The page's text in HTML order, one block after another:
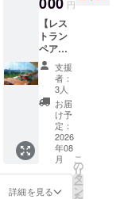
豊田ス
タジア
ム ゴー
ルポス
トカ
バー
TOYOT
A
STADIU
一、天
災など
のやむ
を得な
い理由
譲渡す
るもの
ではあ
りませ
ん。 ※
万が
一、天
災など
のやむ
を得な
い理由
で掲出
場所、
掲出物
等が使
芳名い
たしま
す。 ⑤
サンク
スレ
ター ☆
支援
時、必
ず備考
欄に希
望され
るベン
チ記銘
の内容
と、御
じ内容
にて芳
名いた
しま
す。 ④
サンク
スレ
ター ☆
支援
時、必
ず備考
欄に希
望され
るベン
チ記銘
ター ・
個人プ
ラン 】
10,000
円のリ
ターン
と同じ
内容に
なりま
す。
くださ
い。
掲載希
望がな
い場合
は、
「掲載
不要」
とご記
入くだ
さい。
このリ
ターン
パーク
を掲出
いたし
ます。
③サン
クスレ
ター ☆
支援
時、必
ず備考
欄に希
望され
る各HP
への御
をご記
コース
5,000
円、
10,000
円のリ
ターン
と同じ
内容に
なりま
す。
くださ
い。
掲載希
望がな
い場合
は、
「掲載
不要」
とご記
入くだ
さい。
このリ
ターン
は≪全
込め
て、お
礼の
メッ
セージ
をお送
りし、
HPにお
名前を
掲載し
ます。
☆支援
時、必
ず備考
欄に希
円
【レス
トラン
ペア食
事券】
〈リ
ター
ン〉 ①
矢作川
や豊田
大橋を
望む豊
田スタ
ジアム
４階に
支援
者：
3人
お届
け予
定：
2026
年08
月
詳細を見る
こ
の
リ
タ
ー
ン